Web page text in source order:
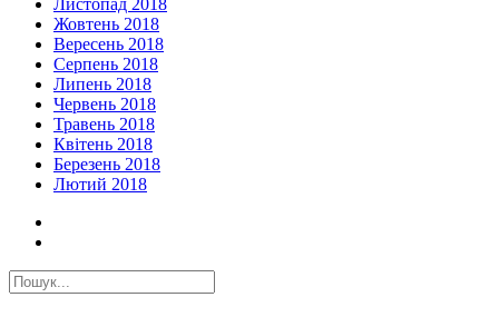
Жовтень 2018
Вересень 2018
Серпень 2018
Липень 2018
Червень 2018
Травень 2018
Квітень 2018
Березень 2018
Лютий 2018